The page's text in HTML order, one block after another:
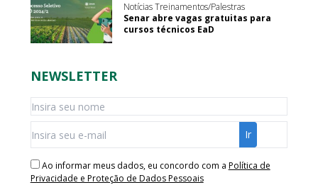
Notícias Treinamentos/Palestras
Senar abre vagas gratuitas para
cursos técnicos EaD
NEWSLETTER
Ao informar meus dados, eu concordo com a Política de
Privacidade e Proteção de Dados Pessoais